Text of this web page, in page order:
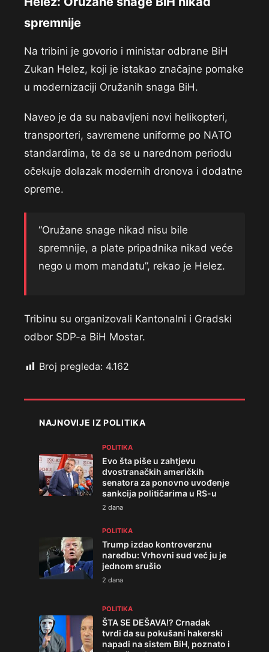
spremnije
Na tribini je govorio i ministar odbrane BiH
Zukan Helez, koji je istakao značajne pomake
u modernizaciji Oružanih snaga BiH.
Naveo je da su nabavljeni novi helikopteri,
transporteri, savremene uniforme po NATO
standardima, te da se u narednom periodu
očekuje dolazak modernih dronova i dodatne
opreme.
“Oružane snage nikad nisu bile
spremnije, a plate pripadnika nikad veće
nego u mom mandatu”, rekao je Helez.
Tribinu su organizovali Kantonalni i Gradski
odbor SDP-a BiH Mostar.
Broj pregleda: 4.162
NAJNOVIJE IZ POLITIKA
POLITIKA
Evo šta piše u zahtjevu
dvostranačkih američkih
senatora za ponovno uvođenje
sankcija političarima u RS-u
2 dana
POLITIKA
Trump izdao kontroverznu
naredbu: Vrhovni sud već ju je
jednom srušio
2 dana
POLITIKA
ŠTA SE DEŠAVA!? Crnadak
tvrdi da su pokušani hakerski
napadi na sistem BiH, poznato i